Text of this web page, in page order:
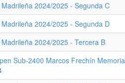
Madrileña 2024/2025 - Segunda C
Madrileña 2024/2025 - Segunda D
Madrileña 2024/2025 - Tercera B
Sub-2400 Marcos Frechín